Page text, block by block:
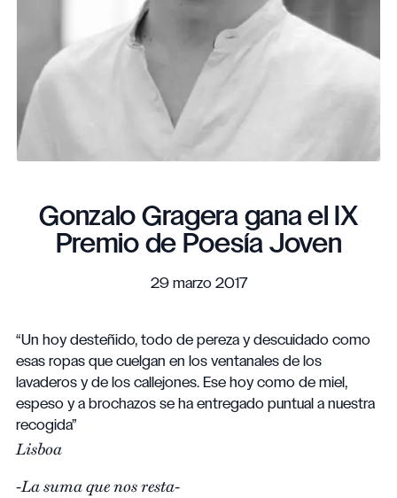
Gonzalo Gragera gana el IX
Premio de Poesía Joven
29 marzo 2017
“Un hoy desteñido, todo de pereza y descuidado como
esas ropas que cuelgan en los ventanales de los
lavaderos y de los callejones. Ese hoy como de miel,
espeso y a brochazos se ha entregado puntual a nuestra
recogida”
Lisboa
-La suma que nos resta-